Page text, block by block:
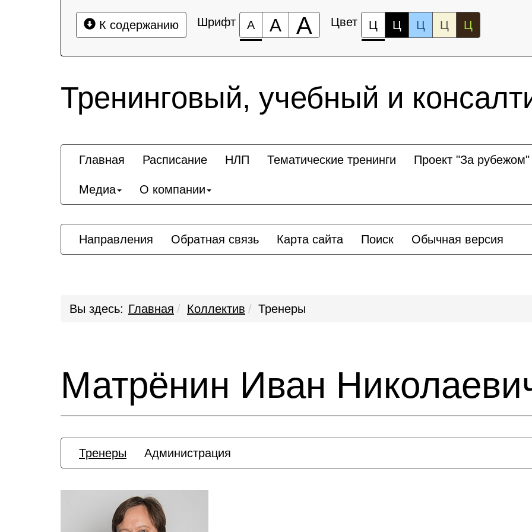
К содержанию Шрифт А А А Цвет Ц Ц Ц Ц Ц
Тренинговый, учебный и
Главная Расписание НЛП Тематические тренинги Проект "За рубежом"
Медиа О компании
Направления Обратная связь Карта сайта Поиск Обычная версия
Вы здесь: Главная Коллектив Тренеры
Матрёнин Иван
Тренеры Администрация